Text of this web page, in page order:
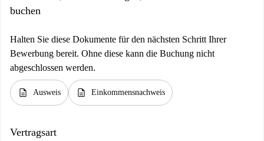
buchen
Halten Sie diese Dokumente für den nächsten Schritt Ihrer
Bewerbung bereit. Ohne diese kann die Buchung nicht
abgeschlossen werden.
description Ausweis description Einkommensnachweis
Vertragsart